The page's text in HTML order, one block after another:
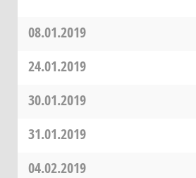
08.01.2019
24.01.2019
30.01.2019
31.01.2019
04.02.2019